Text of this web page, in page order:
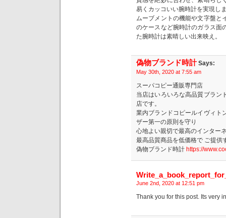
易くカッコいい腕時計を実現し
ムーブメントの機能や文字盤と
のケースなど腕時計のガラス面
た腕時計は素晴しい出来映え。
偽物ブランド時計Says:
May 30th, 2020 at 7:55 am
スーパコピー通販専門店
当店はいろいろな高品質ブラン
店です。
業内ブランドコピールイヴィト
ザー第一の原則を守り
心地よい親切で最高のインター
最高品質商品を低価格で ご提供
偽物ブランド時計 https://
June 2nd, 2020 at 12:51 pm
Thank you for this post. Its very